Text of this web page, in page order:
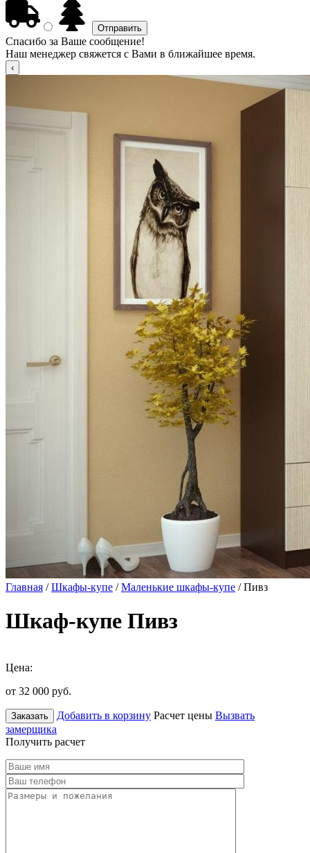
Спасибо за Ваше сообщение!
Наш менеджер свяжется с Вами в ближайшее время.
Главная /Шкафы-купе /Маленькие шкафы-купе / Пивз
Шкаф-купе Пивз
Цена:
от 32 000 руб.
Заказать Добавить в корзину Расчет цены Вызвать
замерщика
Получить расчет